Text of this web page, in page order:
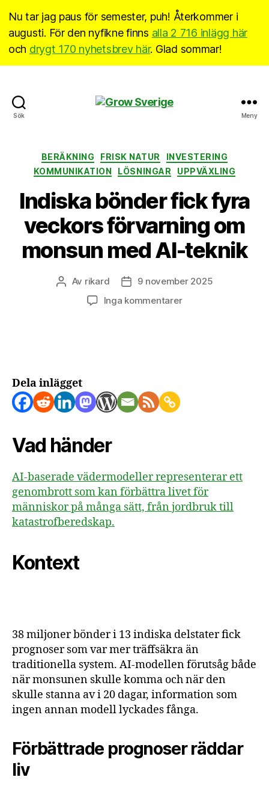
Nu tar jag paus för semester, puh! Återkommer i
augusti. För den nyfikne finns alla 2 716 inlägg här
och drygt 170 nyhetsbrev här. Glad sommar!
Sök Meny
Kategorier
BERÄKNING FRISK NATUR
INVESTERING
KOMMUNIKATION
LÖSNINGAR UPPVÄXLING
Indiska bönder fick fyra
veckors förvarning om
monsun med AI-teknik
Inläggsförfattare
Av rikard Inläggsdatum
9 november 2025
Inga kommentarertill
Dela inlägget
Vad händer
AI-baserade vädermodeller representerar ett
genombrott som kan förbättra livet för
människor på många sätt, från jordbruk till
katastrofberedskap.
Kontext
38 miljoner bönder i 13 indiska delstater fick
prognoser som var mer träffsäkra än
traditionella system. AI-modellen förutsåg både
när monsunen skulle komma och när den
skulle stanna av i 20 dagar, information som
ingen annan modell lyckades fånga.
Förbättrade prognoser räddar
liv